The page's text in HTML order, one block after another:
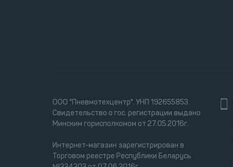
ООО "Пневмотехцентр". УНП 192655853.
Свидетельство о гос. регистрации выдано
Минским горисполкомом от 27.05.2016г.
Интернет-магазин зарегистрирован в
Торговом реестре Республики Беларусь